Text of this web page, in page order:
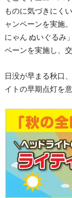
ものに気づきにく
ャンペーンを実施
にゃん ぬいぐるみ
ペーンを実施し、
日没が早まる秋口
イトの早期点灯を